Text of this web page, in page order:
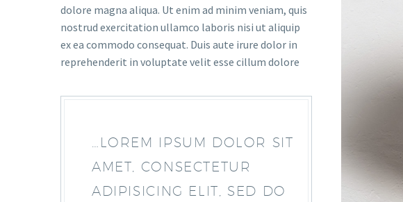
dolore magna aliqua. Ut enim ad minim veniam, quis
nostrud exercitation ullamco laboris nisi ut aliquip
ex ea commodo consequat. Duis aute irure dolor in
reprehenderit in voluptate velit esse cillum dolore
…LOREM IPSUM DOLOR SIT
AMET, CONSECTETUR
ADIPISICING ELIT, SED DO